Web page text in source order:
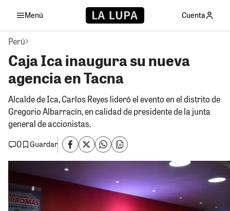
Menú Cuenta
Perú
Caja Ica inaugura su nueva
agencia en Tacna
Alcalde de Ica, Carlos Reyes lideró el evento en el distrito de
Gregorio Albarracín, en calidad de presidente de la junta
general de accionistas.
0
Guardar